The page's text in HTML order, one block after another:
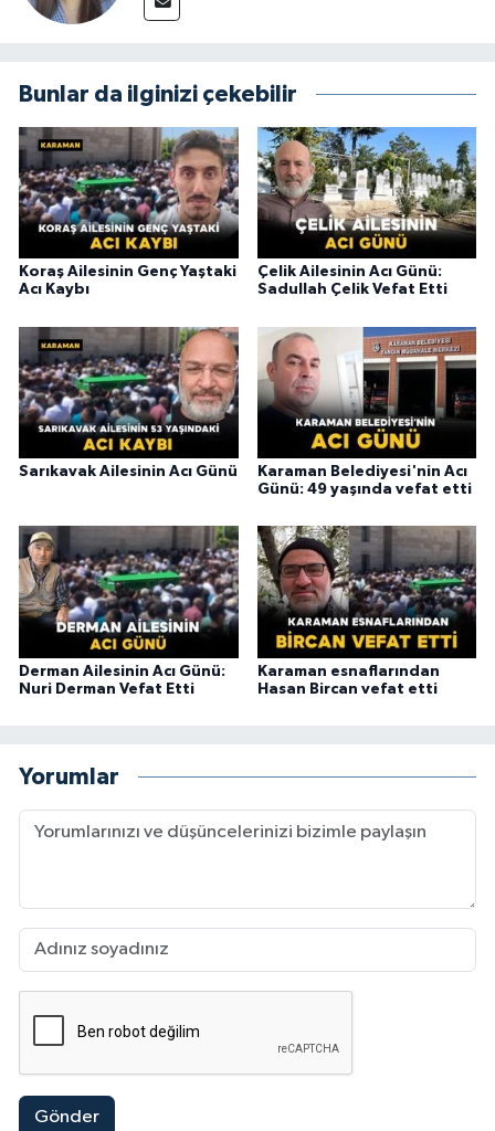
Bunlar da ilginizi çekebilir
Koraş Ailesinin Genç Yaştaki
Acı Kaybı
Çelik Ailesinin Acı Günü:
Sadullah Çelik Vefat Etti
Sarıkavak Ailesinin Acı Günü
Karaman Belediyesi'nin Acı
Günü: 49 yaşında vefat etti
Derman Ailesinin Acı Günü:
Nuri Derman Vefat Etti
Karaman esnaflarından
Hasan Bircan vefat etti
Yorumlar
Gönder